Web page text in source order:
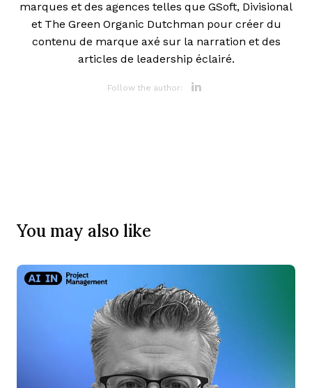
marques et des agences telles que GSoft, Divisional
et The Green Organic Dutchman pour créer du
contenu de marque axé sur la narration et des
articles de leadership éclairé.
Follow the author:
You may also like